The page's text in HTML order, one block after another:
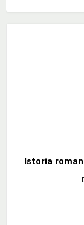
Istoria